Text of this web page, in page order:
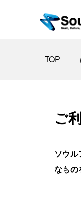
TOP
ご
ソウ
なもの